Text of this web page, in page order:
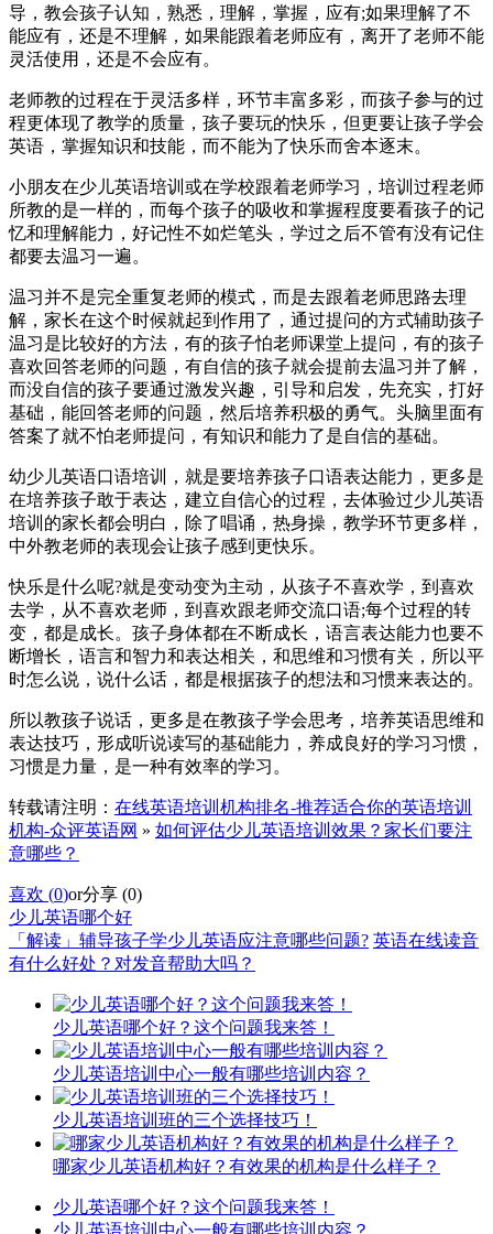
导，教会孩子认知，熟悉，理解，掌握，应有;如果理解了不
能应有，还是不理解，如果能跟着老师应有，离开了老师不能
灵活使用，还是不会应有。
老师教的过程在于灵活多样，环节丰富多彩，而孩子参与的过
程更体现了教学的质量，孩子要玩的快乐，但更要让孩子学会
英语，掌握知识和技能，而不能为了快乐而舍本逐末。
小朋友在少儿英语培训或在学校跟着老师学习，培训过程老师
所教的是一样的，而每个孩子的吸收和掌握程度要看孩子的记
忆和理解能力，好记性不如烂笔头，学过之后不管有没有记住
都要去温习一遍。
温习并不是完全重复老师的模式，而是去跟着老师思路去理
解，家长在这个时候就起到作用了，通过提问的方式辅助孩子
温习是比较好的方法，有的孩子怕老师课堂上提问，有的孩子
喜欢回答老师的问题，有自信的孩子就会提前去温习并了解，
而没自信的孩子要通过激发兴趣，引导和启发，先充实，打好
基础，能回答老师的问题，然后培养积极的勇气。头脑里面有
答案了就不怕老师提问，有知识和能力了是自信的基础。
幼少儿英语口语培训，就是要培养孩子口语表达能力，更多是
在培养孩子敢于表达，建立自信心的过程，去体验过少儿英语
培训的家长都会明白，除了唱诵，热身操，教学环节更多样，
中外教老师的表现会让孩子感到更快乐。
快乐是什么呢?就是变动变为主动，从孩子不喜欢学，到喜欢
去学，从不喜欢老师，到喜欢跟老师交流口语;每个过程的转
变，都是成长。孩子身体都在不断成长，语言表达能力也要不
断增长，语言和智力和表达相关，和思维和习惯有关，所以平
时怎么说，说什么话，都是根据孩子的想法和习惯来表达的。
所以教孩子说话，更多是在教孩子学会思考，培养英语思维和
表达技巧，形成听说读写的基础能力，养成良好的学习习惯，
习惯是力量，是一种有效率的学习。
转载请注明： 在线英语培训机构排名-推荐适合你的英语培训
机构-众评英语网 » 如何评估少儿英语培训效果？家长们要注
意哪些？
喜欢 (0)or分享 (0)
少儿英语哪个好
「解读」辅导孩子学少儿英语应注意哪些问题? 英语在线读音
有什么好处？对发音帮助大吗？
少儿英语哪个好？这个问题我来答！
少儿英语培训中心一般有哪些培训内容？
少儿英语培训班的三个选择技巧！
哪家少儿英语机构好？有效果的机构是什么样子？
少儿英语哪个好？这个问题我来答！
少儿英语培训中心一般有哪些培训内容？